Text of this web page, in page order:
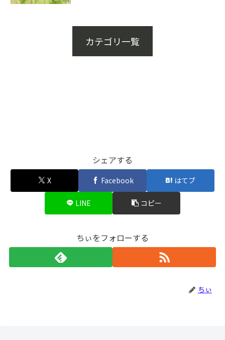
カテゴリ一覧
シェアする
X Facebook はてブ
LINE コピー
ちぃをフォローする
ちぃ